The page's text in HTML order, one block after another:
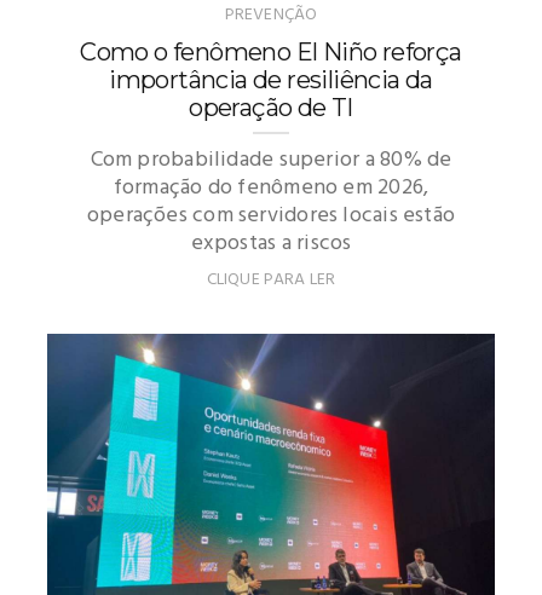
PREVENÇÃO
Como o fenômeno El Niño reforça
importância de resiliência da
operação de TI
Com probabilidade superior a 80% de
formação do fenômeno em 2026,
operações com servidores locais estão
expostas a riscos
CLIQUE PARA LER